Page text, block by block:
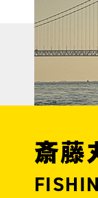
斎藤